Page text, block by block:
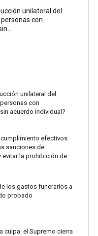
unilateral del
con
unilateral del
con
acuerdo individual?
efectivos
sanciones de
evitar la prohibición de
los gastos funerarios a
probado
culpa: el Supremo cierra